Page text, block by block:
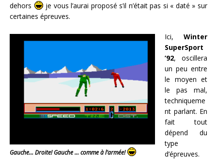
dehors
je vous l’aurai proposé s’il n’était pas si « daté » sur
certaines épreuves.
Gauche… Droite! Gauche … comme à l’armée!
Ici, Winter
SuperSport
’92, oscillera
un peu entre
le moyen et
le pas mal,
techniqueme
nt parlant. En
fait tout
dépend du
type
d’épreuves.